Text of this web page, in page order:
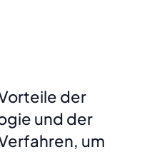
der
und der
um